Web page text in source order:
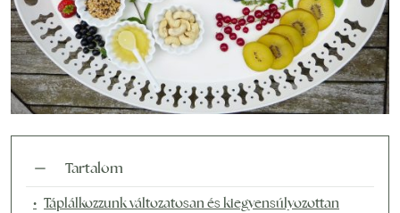
Tartalom
Táplálkozzunk változatosan és kiegyensúlyozottan